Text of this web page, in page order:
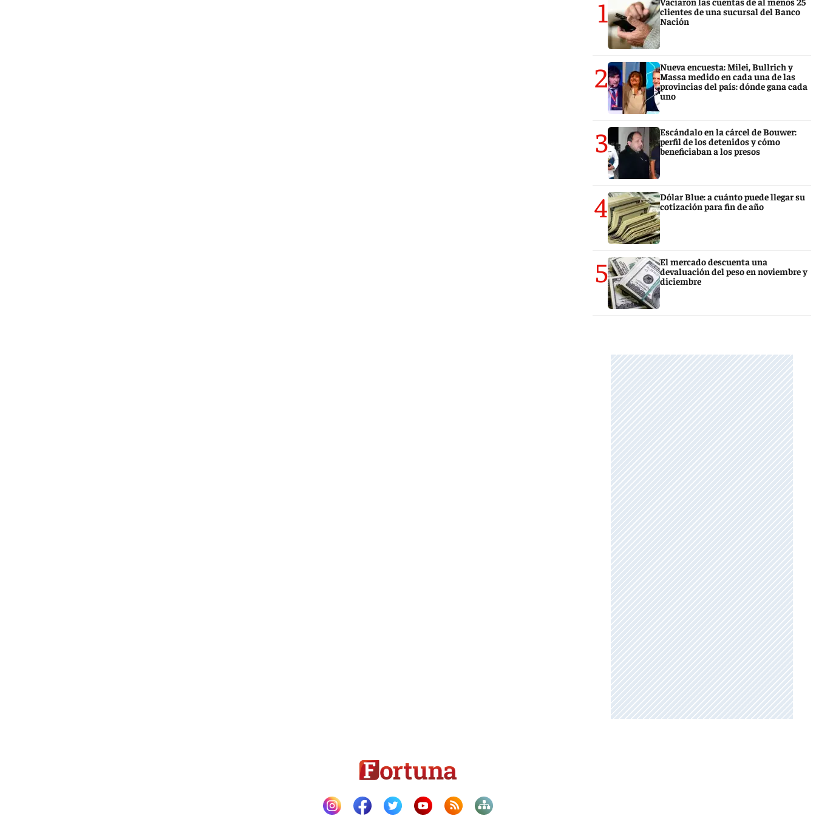
1
clientes de una sucursal del Banco
Nación
2
Nueva encuesta: Milei, Bullrich y
Massa medido en cada una de las
provincias del país: dónde gana cada
uno
3
Escándalo en la cárcel de Bouwer:
perfil de los detenidos y cómo
beneficiaban a los presos
4
Dólar Blue: a cuánto puede llegar su
cotización para fin de año
5
El mercado descuenta una
devaluación del peso en noviembre y
diciembre